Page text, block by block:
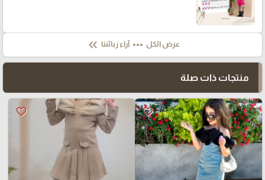
عرض الكل more_horiz آراء زبائننا keyboard_double_arrow_left
منتجات ذات صلة
favorite_border
favorite_border